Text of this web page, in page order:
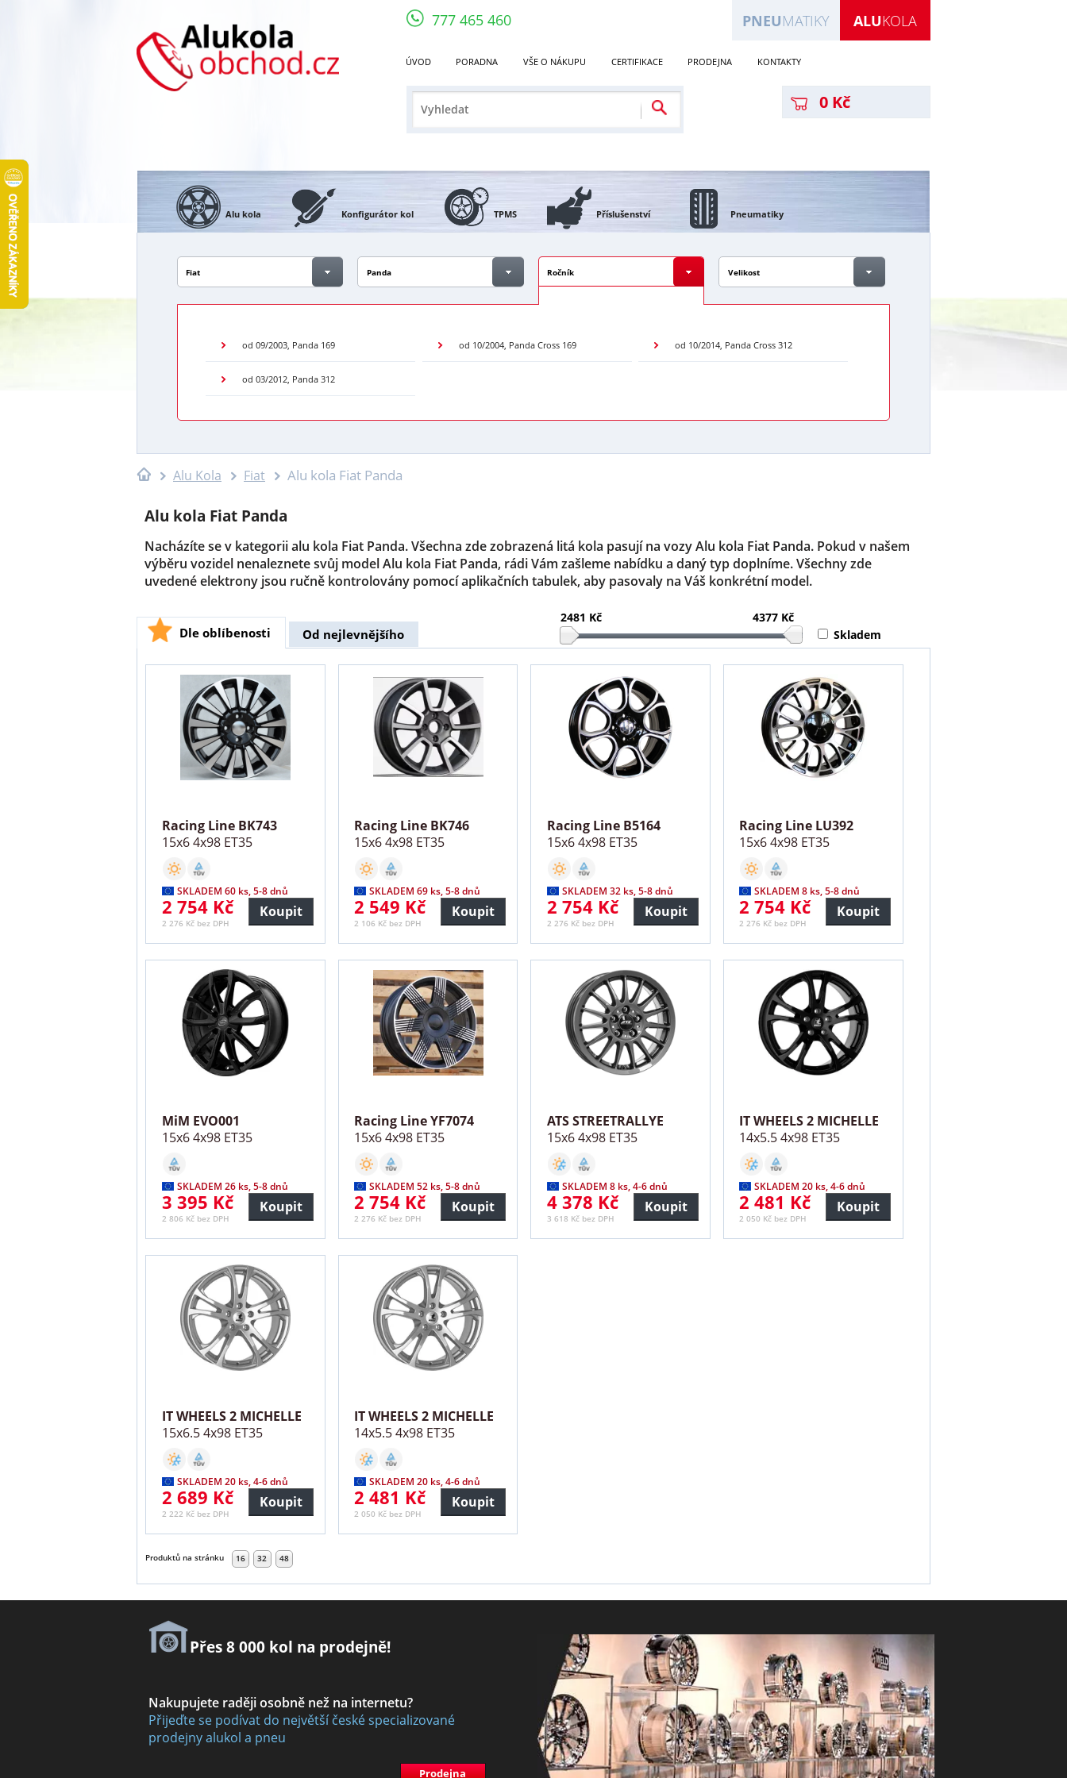
777 465 460 ALUKOLA
PNEUMATIKY
ÚVOD PORADNA VŠE O NÁKUPU CERTIFIKACE PRODEJNA KONTAKTY
0 Kč
Alu kola Konfigurátor kol TPMS Příslušenství Pneumatiky
Fiat Panda Ročník Velikost
od 09/2003, Panda 169
od 03/2012, Panda 312
od 10/2004, Panda Cross 169 od 10/2014, Panda Cross 312
Alu Kola Fiat Alu kola Fiat Panda
Alu kola Fiat Panda
Nacházíte se v kategorii alu kola Fiat Panda. Všechna zde zobrazená litá kola pasují na vozy Alu kola Fiat Panda. Pokud v našem
výběru vozidel nenaleznete svůj model Alu kola Fiat Panda, rádi Vám zašleme nabídku a daný typ doplníme. Všechny zde
uvedené elektrony jsou ručně kontrolovány pomocí aplikačních tabulek, aby pasovaly na Váš konkrétní model.
Dle oblíbenosti Od nejlevnějšího
2481 Kč
4377 Kč
Skladem
Racing Line BK743
15x6 4x98 ET35
SKLADEM 60 ks, 5-8 dnů
2 754 Kč
2 276 Kč bez DPH
Koupit
Racing Line BK746
15x6 4x98 ET35
SKLADEM 69 ks, 5-8 dnů
2 549 Kč
2 106 Kč bez DPH
Koupit
Racing Line B5164
15x6 4x98 ET35
SKLADEM 32 ks, 5-8 dnů
2 754 Kč
2 276 Kč bez DPH
Koupit
Racing Line LU392
15x6 4x98 ET35
SKLADEM 8 ks, 5-8 dnů
2 754 Kč
2 276 Kč bez DPH
Koupit
MiM EVO001
15x6 4x98 ET35
SKLADEM 26 ks, 5-8 dnů
3 395 Kč
2 806 Kč bez DPH
Koupit
Racing Line YF7074
15x6 4x98 ET35
SKLADEM 52 ks, 5-8 dnů
2 754 Kč
2 276 Kč bez DPH
Koupit
ATS STREETRALLYE
15x6 4x98 ET35
SKLADEM 8 ks, 4-6 dnů
4 378 Kč
3 618 Kč bez DPH
Koupit
IT WHEELS 2 MICHELLE
14x5.5 4x98 ET35
SKLADEM 20 ks, 4-6 dnů
2 481 Kč
2 050 Kč bez DPH
Koupit
IT WHEELS 2 MICHELLE
15x6.5 4x98 ET35
SKLADEM 20 ks, 4-6 dnů
2 689 Kč
2 222 Kč bez DPH
Koupit
IT WHEELS 2 MICHELLE
14x5.5 4x98 ET35
SKLADEM 20 ks, 4-6 dnů
2 481 Kč
2 050 Kč bez DPH
Koupit
Produktů na stránku 16 32 48
Přes 8 000 kol na prodejně!
Nakupujete raději osobně než na internetu?
Přijeďte se podívat do největší české specializované
prodejny alukol a pneu
Prodejna